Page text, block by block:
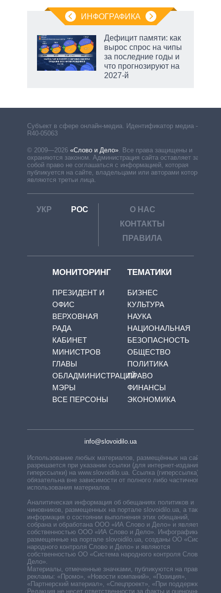
ИНФОГРАФИКА
Дефицит памяти: как
вырос спрос на чипы
за последние годы и
что прогнозируют на
2027-й
Субъект в сфере онлайн-медиа. Идентификатор медиа –
R40-05063
© 2009—2026 «Слово и Дело». Все права защищены и
охраняются законом. Администрация сайта оставляет за
собой право не соглашаться с информацией, которая
публикуется на сайте, владельцами или авторами которой
являются третьи лица.
УКР РОС
О НАС
КОНТАКТЫ
ПРАВИЛА
МОНИТОРИНГ
ПРЕЗИДЕНТ И
ОФИС
ВЕРХОВНАЯ
РАДА
КАБИНЕТ
МИНИСТРОВ
ГЛАВЫ
ОБЛАДМИНИСТРАЦИЙ
МЭРЫ
ВСЕ ПЕРСОНЫ
ТЕМАТИКИ
БИЗНЕС
КУЛЬТУРА
НАУКА
НАЦИОНАЛЬНАЯ
БЕЗОПАСНОСТЬ
ОБЩЕСТВО
ПОЛИТИКА
ПРАВО
ФИНАНСЫ
ЭКОНОМИКА
info@slovoidilo.ua
Использование любых материалов, размещённых на сайте,
разрешается при указании ссылки (для интернет-изданий —
гиперссылки) на www.slovoidilo.ua. Ссылка (гиперссылка)
обязательна вне зависимости от полного либо частичного
использования материалов.
Аналитическая информация об обещаниях политиков и
чиновников, размещенных на портале slovoidilo.ua, а также
информация о состоянии выполнения этих обещаний,
собрана и обработана ООО «ИА Слово и Дело» и является
собственностью ООО «ИА Слово и Дело». Инфографики,
размещенные на портале slovoidilo.ua, созданы ОО «Система
народного контроля Слово и Дело» и являются
собственностью ОО «Система народного контроля Слово и
Дело».
Материалы, отмеченные значками, публикуются на правах
рекламы: «Промо», «Новости компаний», «Позиция»,
«Партнерский материал», «Спецпроект», «При поддержке».
Редакция не несет ответственности за факты и оценочные